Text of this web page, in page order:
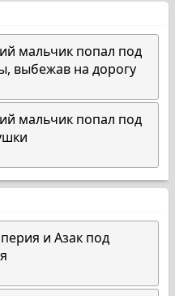
мальчик попал под
выбежав на дорогу
мальчик попал под
и Азак под